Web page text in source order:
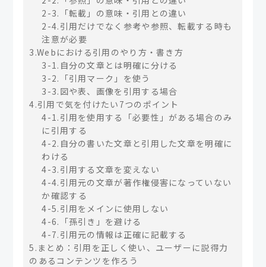
2-3.「転載」の意味・引用との違い
2-4.引用だけでなく参考や参照、転載する時も
注意が必要
3.Webにおける引用のやり方・書き方
3-1.自分の文章とは明確に分ける
3-2.「引用マーク」を使う
3-3.図や表、画像を引用する場合
4.引用で気を付けたい7つのポイント
4-1.引用を使用する「必要性」がある場合のみ
に引用する
4-2.自分の書いた文章と引用した文章を明確に
わける
4-3.引用する文章を変えない
4-4.引用元の文章が著作権侵害になっていない
か確認する
4-5.引用をメインに使用しない
4-6.「孫引き」を避ける
4-7.引用元の情報は正確に記載する
5.まとめ：引用を正しく使い、ユーザーに説得力
のあるコンテンツを作ろう